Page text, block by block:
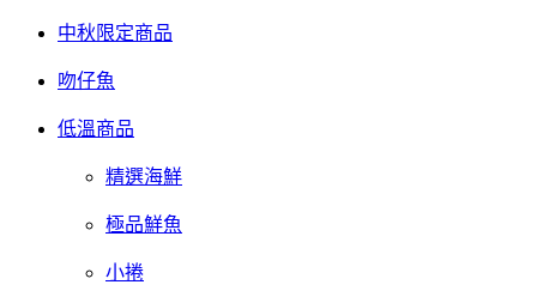
中秋限定商品
吻仔魚
低溫商品
精選海鮮
極品鮮魚
小捲